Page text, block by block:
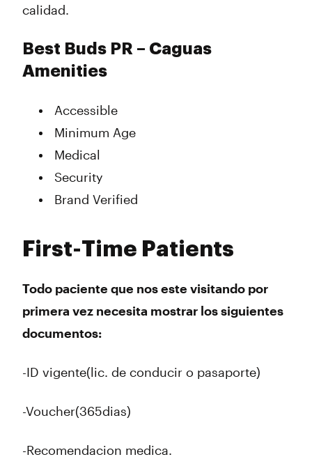
calidad.
Best Buds PR – Caguas
Amenities
Accessible
Minimum Age
Medical
Security
Brand Verified
First-Time Patients
Todo paciente que nos este visitando por
primera vez necesita mostrar los siguientes
documentos:
-ID vigente(lic. de conducir o pasaporte)
-Voucher(365dias)
-Recomendacion medica.